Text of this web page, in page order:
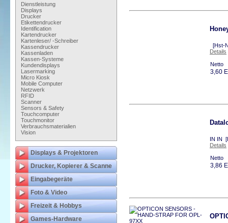
[Hst-
Details
Netto
3,60
IN IN
Details
Netto
3,86
Dienstleistung
Displays
Drucker
Etikettendrucker
Identification
Kartendrucker
Kartenleser/ -Schreiber
Kassendrucker
Kassenladen
Kassen-Systeme
Kundendisplays
Lasermarking
Micro Kiosk
Mobile Computer
Netzwerk
RFID
Scanner
Sensors & Safety
Touchcomputer
Touchmonitor
Verbrauchsmaterialien
Vision
Displays & Projektoren
Drucker, Kopierer & Scanne
Eingabegeräte
Foto & Video
Freizeit & Hobbys
Games-Hardware